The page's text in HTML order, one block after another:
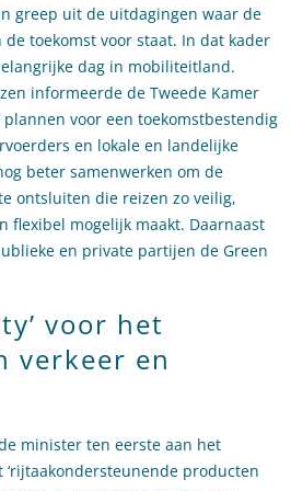
greep uit de uitdagingen waar de
toekomst voor staat. In dat kader
dag in mobiliteitland.
informeerde de Tweede Kamer
plannen voor een toekomstbestendig
en lokale en landelijke
beter samenwerken om de
ontsluiten die reizen zo veilig,
flexibel mogelijk maakt. Daarnaast
en private partijen de Green
voor het
verkeer en
minister ten eerste aan het
producten